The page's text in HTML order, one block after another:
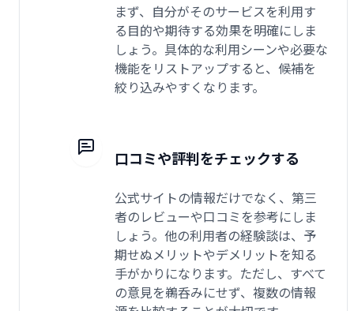
まず、自分がそのサービスを利用す
る目的や期待する効果を明確にしま
しょう。具体的な利用シーンや必要な
機能をリストアップすると、候補を
絞り込みやすくなります。
口コミや評判をチェックする
公式サイトの情報だけでなく、第三
者のレビューや口コミを参考にしま
しょう。他の利用者の経験談は、予
期せぬメリットやデメリットを知る
手がかりになります。ただし、すべて
の意見を鵜呑みにせず、複数の情報